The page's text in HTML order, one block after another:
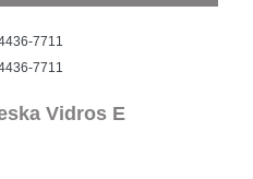
7711
7711
Vidros E